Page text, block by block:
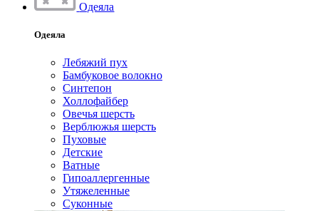
Одеяла
Одеяла
Лебяжий пух
Бамбуковое волокно
Синтепон
Холлофайбер
Овечья шерсть
Верблюжья шерсть
Пуховые
Детские
Ватные
Гипоаллергенные
Утяжеленные
Суконные